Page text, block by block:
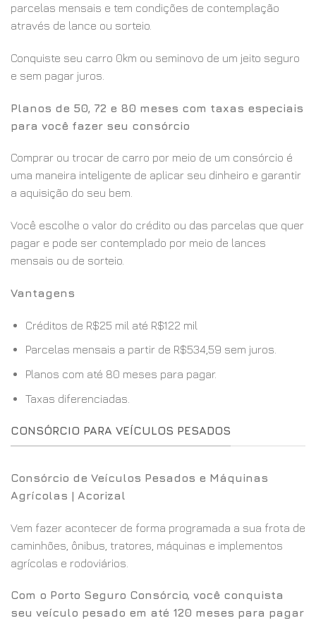
parcelas mensais e tem condições de contemplação
através de lance ou sorteio.
Conquiste seu carro 0km ou seminovo de um jeito seguro
e sem pagar juros.
Planos de 50, 72 e 80 meses com taxas especiais
para você fazer seu consórcio
Comprar ou trocar de carro por meio de um consórcio é
uma maneira inteligente de aplicar seu dinheiro e garantir
a aquisição do seu bem.
Você escolhe o valor do crédito ou das parcelas que quer
pagar e pode ser contemplado por meio de lances
mensais ou de sorteio.
Vantagens
Créditos de R$25 mil até R$122 mil
Parcelas mensais a partir de R$534,59 sem juros.
Planos com até 80 meses para pagar.
Taxas diferenciadas.
CONSÓRCIO PARA VEÍCULOS PESADOS
Consórcio de Veículos Pesados e Máquinas
Agrícolas | Acorizal
Vem fazer acontecer de forma programada a sua frota de
caminhões, ônibus, tratores, máquinas e implementos
agrícolas e rodoviários.
Com o Porto Seguro Consórcio, você conquista
seu veículo pesado em até 120 meses para pagar